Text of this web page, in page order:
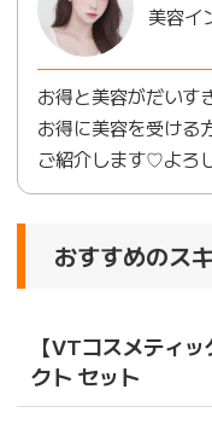
美容イ
お得と美容がだいす
お得に美容を受ける
ご紹介します♡よろ
おすすめのス
【VTコスメティッ
クト セット